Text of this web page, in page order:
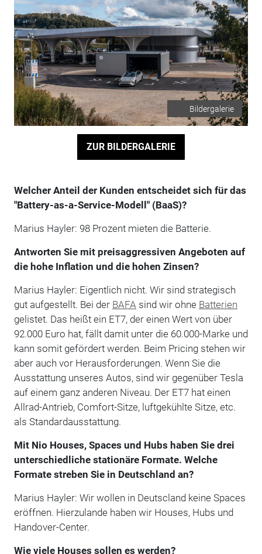
Bildergalerie
ZUR BILDERGALERIE
Welcher Anteil der Kunden entscheidet sich für das
"Battery-as-a-Service-Modell" (BaaS)?
Marius Hayler: 98 Prozent mieten die Batterie.
Antworten Sie mit preisaggressiven Angeboten auf
die hohe Inflation und die hohen Zinsen?
Marius Hayler: Eigentlich nicht. Wir sind strategisch
gut aufgestellt. Bei der BAFA sind wir ohne Batterien
gelistet. Das heißt ein ET7, der einen Wert von über
92.000 Euro hat, fällt damit unter die 60.000-Marke und
kann somit gefördert werden. Beim Pricing stehen wir
aber auch vor Herausforderungen. Wenn Sie die
Ausstattung unseres Autos, sind wir gegenüber Tesla
auf einem ganz anderen Niveau. Der ET7 hat einen
Allrad-Antrieb, Comfort-Sitze, luftgekühlte Sitze, etc.
als Standardausstattung.
Mit Nio Houses, Spaces und Hubs haben Sie drei
unterschiedliche stationäre Formate. Welche
Formate streben Sie in Deutschland an?
Marius Hayler: Wir wollen in Deutscland keine Spaces
eröffnen. Hierzulande haben wir Houses, Hubs und
Handover-Center.
Wie viele Houses sollen es werden?